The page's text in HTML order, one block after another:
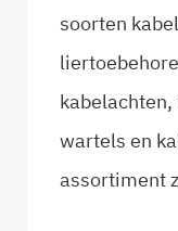
soorten
wartels en
assortiment